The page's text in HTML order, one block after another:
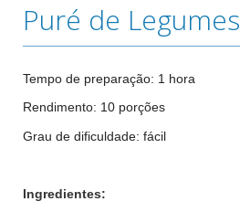
Puré de Legumes
Tempo de preparação: 1 hora
Rendimento: 10 porções
Grau de dificuldade: fácil
Ingredientes: